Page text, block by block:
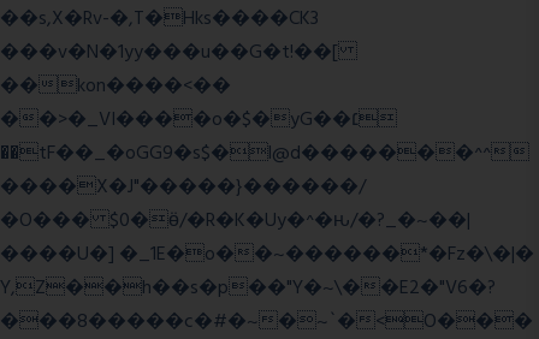
��s,X�Rv-�,T�Hks����CK3
���v�N�1yy���u��G�t!��[
��kon����<��
��>�_VI����o�$�yG��׆
��tF��_�oGG9�s$�l@d�������^^
����X�J"�����}������/
�O��� $0�ӫ/�R�K�Uy�^�ԋ/�?_�~��|
����U�] �_1E�o��~������*�Fz�\�|�
Y,Z��h��s�p��"Y�~\��E2�"V6�?
���8�����c�#�~�~`�<O���